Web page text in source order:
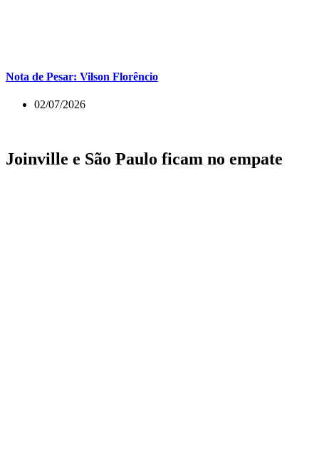
Nota de Pesar: Vilson Florêncio
02/07/2026
Joinville e São Paulo ficam no empate